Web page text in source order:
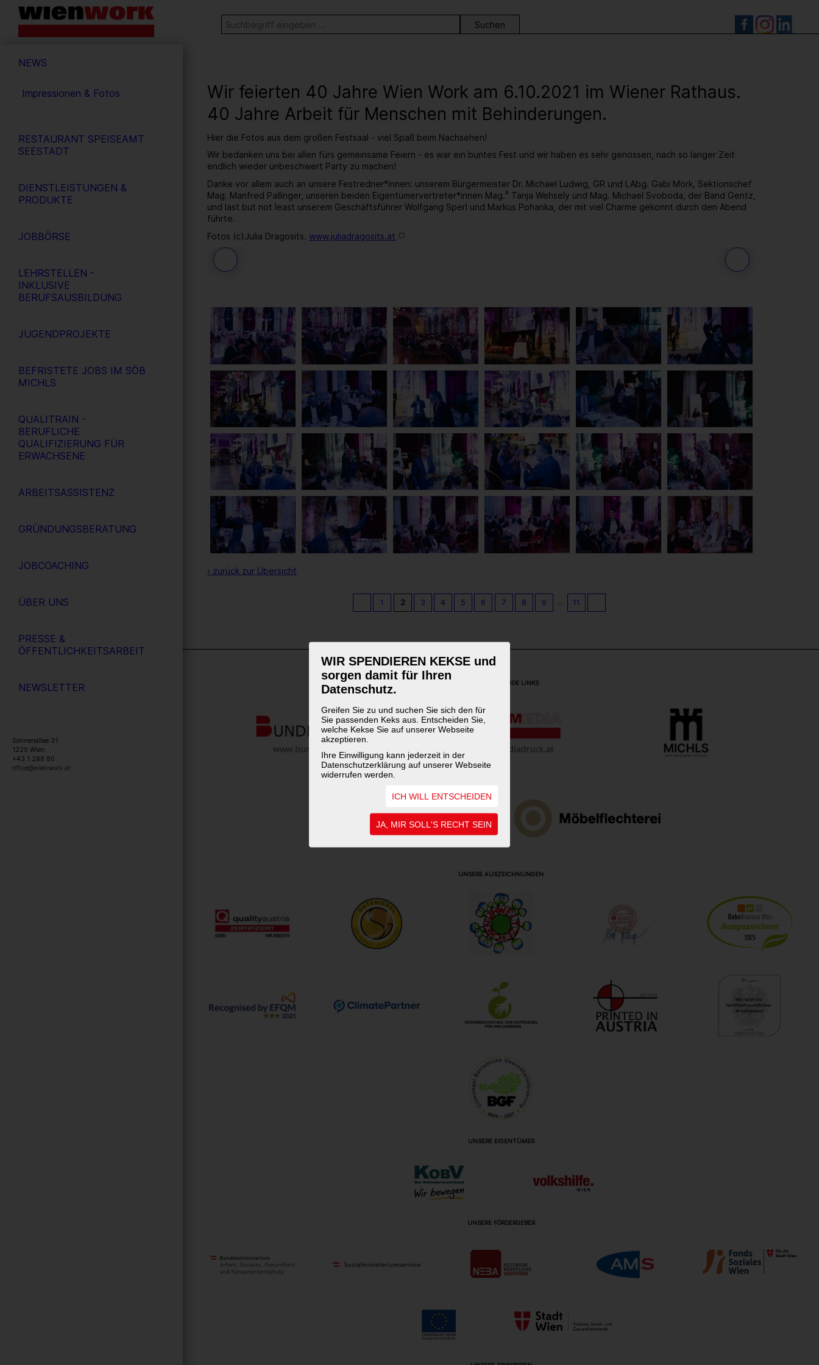
WIR SPENDIEREN KEKSE und
sorgen damit für Ihren
Datenschutz.
Greifen Sie zu und suchen Sie sich den für
Sie passenden Keks aus. Entscheiden Sie,
welche Kekse Sie auf unserer Webseite
akzeptieren.
Ihre Einwilligung kann jederzeit in der
Datenschutzerklärung auf unserer Webseite
widerrufen werden.
ICH WILL ENTSCHEIDEN
JA, MIR SOLL'S RECHT SEIN
Barrierefreie
Bedienung
Webseite
Stichwortsuche
SUCHE
NEWS
Impressionen & Fotos
RESTAURANT SPEISEAMT
SEESTADT
DIENSTLEISTUNGEN &
PRODUKTE
JOBBÖRSE
LEHRSTELLEN -
INKLUSIVE
BERUFSAUSBILDUNG
JUGENDPROJEKTE
BEFRISTETE JOBS IM SÖB
MICHLS
QUALITRAIN -
BERUFLICHE
QUALIFIZIERUNG FÜR
ERWACHSENE
ARBEITSASSISTENZ
GRÜNDUNGSBERATUNG
JOBCOACHING
ÜBER UNS
PRESSE &
ÖFFENTLICHKEITSARBEIT
NEWSLETTER
Sonnenallee 31
1220 Wien
+43 1 288 80
office@wienwork.at
Wir feierten 40 Jahre Wien Work am 6.10.2021 im Wiener Rathaus.
40 Jahre Arbeit für Menschen mit Behinderungen.
Hier die Fotos aus dem großen Festsaal - viel Spaß beim Nachsehen!
Wir bedanken uns bei allen fürs gemeinsame Feiern - es war ein buntes Fest und wir haben es sehr genossen, nach so langer Zeit
endlich wieder unbeschwert Party zu machen!
Danke vor allem auch an unsere Festredner*innen: unserem Bürgermeister Dr. Michael Ludwig, GR und LAbg. Gabi Mörk, Sektionschef
Mag. Manfred Pallinger, unseren beiden Eigentümervertreter*innen Mag.a Tanja Wehsely und Mag. Michael Svoboda, der Band Gentz,
und last but not least unserem Geschäftsführer Wolfgang Sperl und Markus Pohanka, der mit viel Charme gekonnt durch den Abend
führte.
Fotos (c)Julia Dragosits. www.juliadragosits.at
29 / 259
‹ zurück zur Übersicht
1 2 3 4 5 6 7 8 9 ... 11
WEITERFÜHRENDE LINKS
UNSERE AUSZEICHNUNGEN
UNSERE EIGENTÜMER
UNSERE FÖRDERGEBER